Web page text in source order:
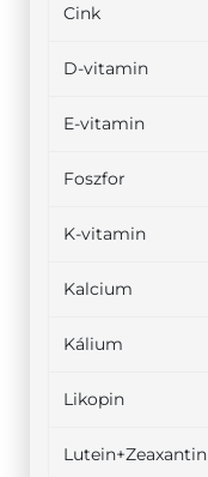
Cink
D-vitamin
E-vitamin
Foszfor
K-vitamin
Kalcium
Kálium
Likopin
Lutein+Zeaxantin